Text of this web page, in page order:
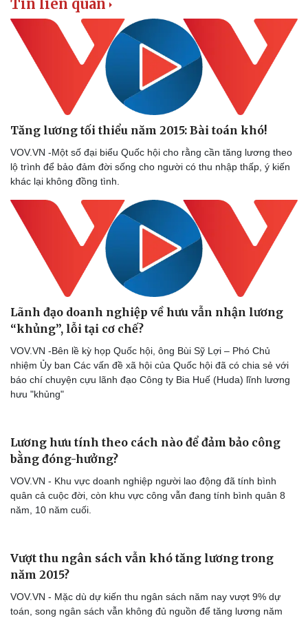
Doanh nghiệp
Thông tin doanh nghiệp
Doanh nghiệp 24h
Vì cộng đồng
Công nghệ
Sành điệu
Chuyển đổi số
Tin liên quan
Tăng lương tối thiểu năm 2015: Bài toán khó!
VOV.VN -Một số đại biểu Quốc hội cho rằng cần tăng lương theo
lộ trình để bảo đảm đời sống cho người có thu nhập thấp, ý kiến
khác lại không đồng tình.
Lãnh đạo doanh nghiệp về hưu vẫn nhận lương
“khủng”, lỗi tại cơ chế?
VOV.VN -Bên lề kỳ họp Quốc hội, ông Bùi Sỹ Lợi – Phó Chủ
nhiệm Ủy ban Các vấn đề xã hội của Quốc hội đã có chia sẻ với
báo chí chuyện cựu lãnh đạo Công ty Bia Huế (Huda) lĩnh lương
hưu "khủng"
Lương hưu tính theo cách nào để đảm bảo công
bằng đóng-hưởng?
VOV.VN - Khu vực doanh nghiệp người lao động đã tính bình
quân cả cuộc đời, còn khu vực công vẫn đang tính bình quân 8
năm, 10 năm cuối.
Vượt thu ngân sách vẫn khó tăng lương trong
năm 2015?
VOV.VN - Mặc dù dự kiến thu ngân sách năm nay vượt 9% dự
toán, song ngân sách vẫn không đủ nguồn để tăng lương năm